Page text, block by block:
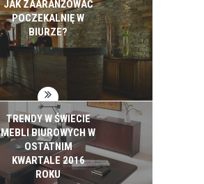
JAK ZAARANŻOWAĆ
POCZEKALNIĘ W
BIURZE?
TRENDY W ŚWIECIE
MEBLI BIUROWYCH W
OSTATNIM
KWARTALE 2016
ROKU